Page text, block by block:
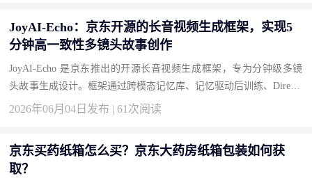
JoyAI-Echo：京东开源的长音视频生成框架，实现5
分钟高一致性多镜头故事创作
JoyAI-Echo 是京东推出的开源长音视频生成框架，专为分钟级多镜
头故事生成设计。框架通过跨模态记忆库、记忆驱动后训练、Directo
r Agent 对话式编辑和轻量化实时超分四大技术创新，解决长视频...
2026年06月04日发布 | 61次阅读
京东买药纸箱怎么买？京东大药房纸箱包装如何获
取？